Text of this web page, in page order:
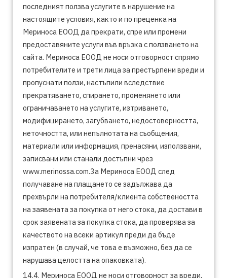
последният ползва услугите в нарушение на
настоящите условия, както и по преценка на
Мериноса ЕООД да прекрати, спре или промени
предоставяните услуги във връзка с ползването на
сайта. Мериноса ЕООД не носи отговорност спрямо
потребителите и трети лица за престърпени вреди и
пропуснати ползи, настъпили вследствие
прекратяването, спирането, променянето или
ограничаването на услугите, изтриването,
модифицирането, загубването, недостоверността,
неточността, или непълнотата на съобщения,
материали или информация, пренасяни, използвани,
записвани или станали достъпни чрез
www.merinossa.com.3а Мериноса ЕООД след
получаване на плащането се задължава да
прехвърли на потребителя/клиента собствеността
на заявената за покупка от него стока, да достави в
срок заявената за покупка стока, да проверява за
качеството на всеки артикул преди да бъде
изпратен (в случай, че това е възможно, без да се
нарушава целостта на опаковката).
14.4. Мериноса ЕООД не носи отговорност за вреди,